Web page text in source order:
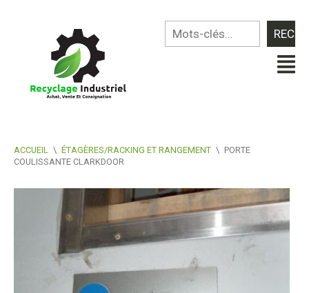
ACCUEIL \ ÉTAGÈRES/RACKING ET RANGEMENT \ PORTE
COULISSANTE CLARKDOOR